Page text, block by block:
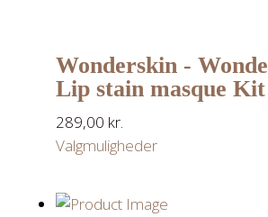
Wonderskin -
Lip stain masque Kit
289,00 kr.
Valgmuligheder